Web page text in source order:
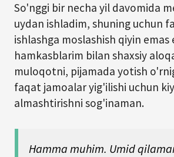
So'nggi bir necha yil davomida
uydan ishladim, shuning uchun
ishlashga moslashish qiyin emas
hamkasblarim bilan shaxsiy
muloqotni, pijamada yotish
faqat jamoalar yig'ilishi uchun
almashtirishni sog'inaman.
Hamma muhim. Umid